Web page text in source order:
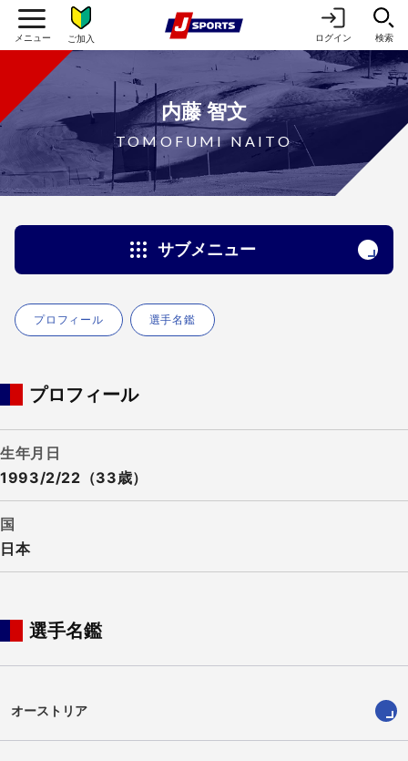
ご加入 ログイン 検索
内藤 智文
TOMOFUMI NAITO
サブメニュー
プロフィール 選手名鑑
プロフィール
生年月日
1993/2/22（33歳）
国
日本
選手名鑑
オーストリア